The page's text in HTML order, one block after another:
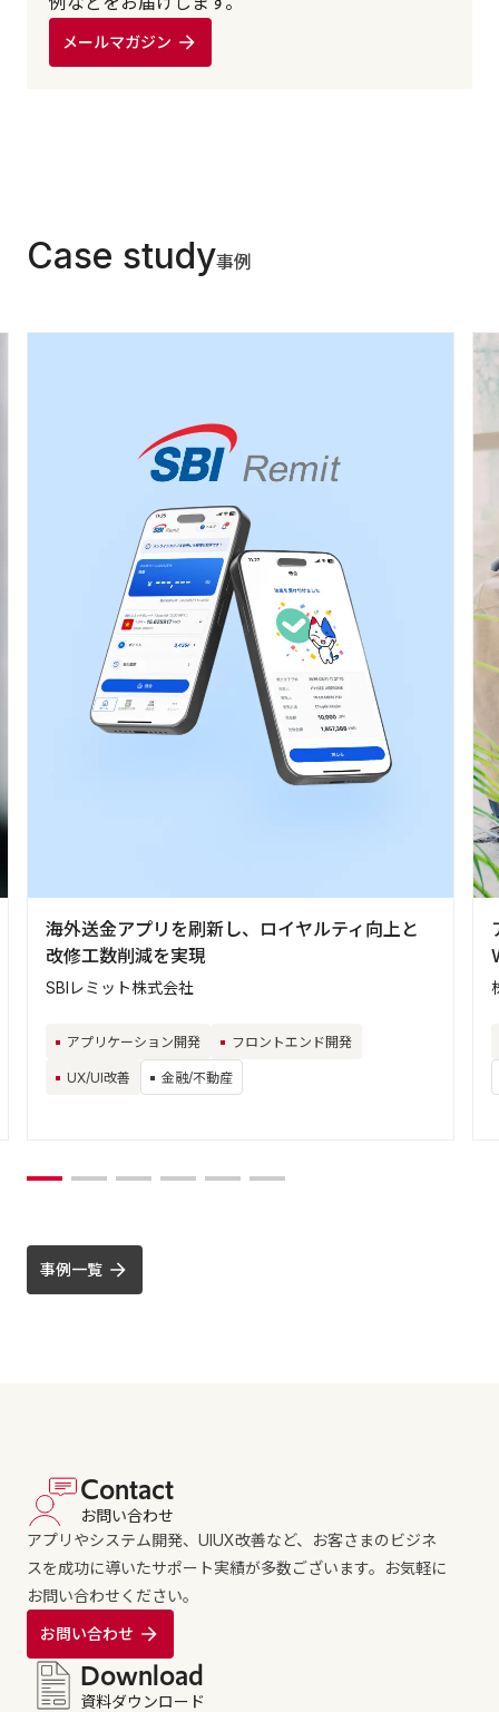
メールマガジン
Case study事例
海外送金アプリを刷新し、ロイヤルティ向上と
改修工数削減を実現
SBIレミット株式会社
アプリケーション開発 フロントエンド開発
UX/UI改善 金融/不動産
事例一覧
Contact
お問い合わせ
アプリやシステム開発、UIUX改善など、お客さまのビジネ
スを成功に導いたサポート実績が多数ございます。お気軽に
お問い合わせください。
お問い合わせ
Download
資料ダウンロード